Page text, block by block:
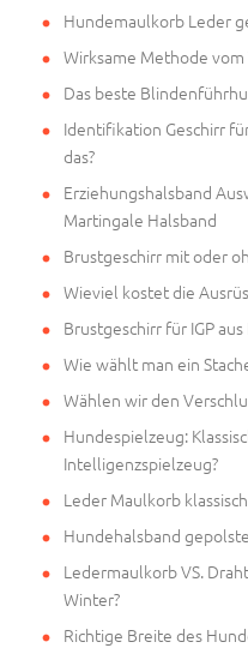
Hundemaulkorb Leder
Wirksame Methode
Das beste
Identifikation Geschirr
das?
Erziehungshalsband
Martingale Halsband
Brustgeschirr mit oder
Wieviel kostet die
Brustgeschirr für IGP
Wie wählt man ein
Wählen wir den
Hundespielzeug:
Intelligenzspielzeug?
Leder Maulkorb
Hundehalsband
Ledermaulkorb VS.
Winter?
Richtige Breite des